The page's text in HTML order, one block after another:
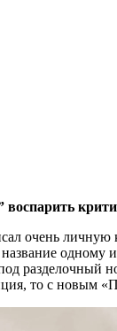
очень личную
одному
под
то с новым